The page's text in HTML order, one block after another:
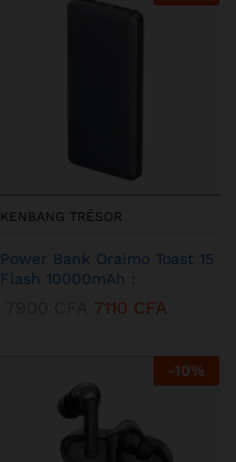
KENBANG TRÉSOR
Power Bank Oraimo Toast 15
Flash 10000mAh :
7110 CFA
-10%